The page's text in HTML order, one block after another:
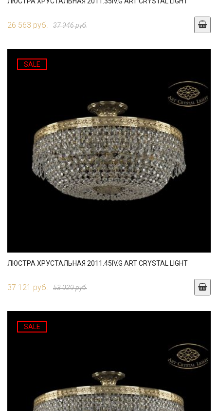
26 563 руб. 37 946 руб.
SALE
ЛЮСТРА ХРУСТАЛЬНАЯ 2011.45IV.G ART CRYSTAL LIGHT
37 121 руб. 53 029 руб.
SALE